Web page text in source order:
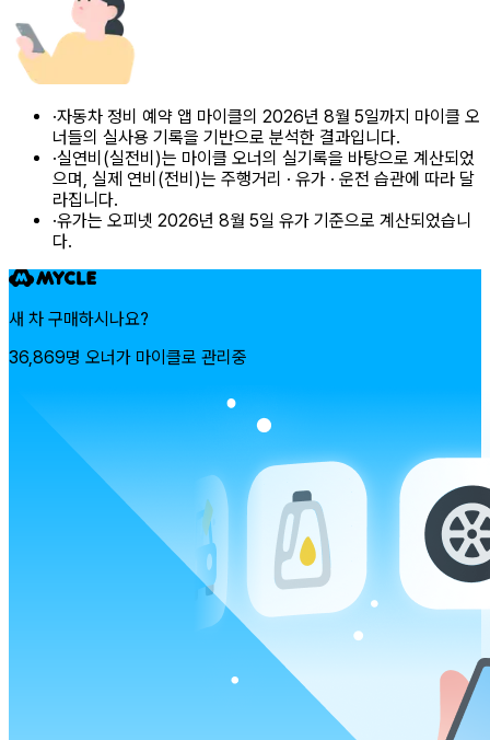
·자동차 정비 예약 앱 마이클의 2026년 8월 5일까지 마이클 오
너들의 실사용 기록을 기반으로 분석한 결과입니다.
·실연비(실전비)는 마이클 오너의 실기록을 바탕으로 계산되었
으며, 실제 연비(전비)는 주행거리 · 유가 · 운전 습관에 따라 달
라집니다.
·유가는 오피넷 2026년 8월 5일 유가 기준으로 계산되었습니
다.
새 차 구매하시나요?
36,869명 오너가 마이클로 관리중